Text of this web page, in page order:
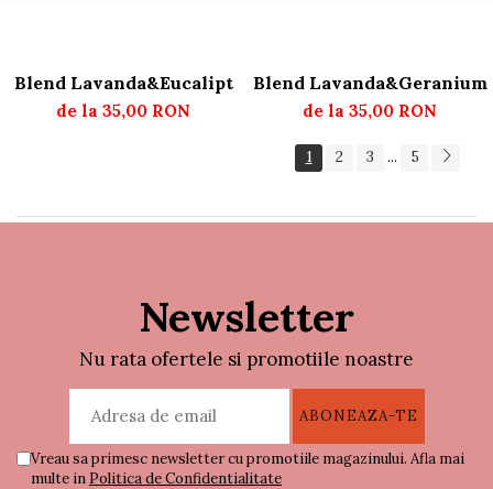
Blend Lavanda&Eucalipt
de la 35,00 RON
Blend Lavanda&Geranium
de la 35,00 RON
1 2 3 ... 5
Newsletter
Nu rata ofertele si promotiile noastre
Vreau sa primesc newsletter cu promotiile magazinului. Afla mai
multe in Politica de Confidentialitate